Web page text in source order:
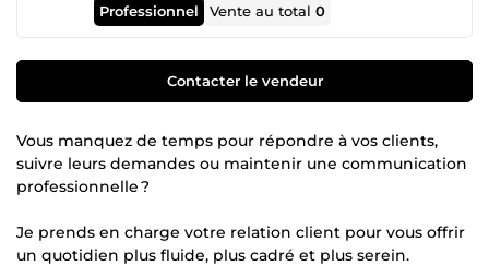
Professionnel Vente au total0
Contacter le vendeur
Vous manquez de temps pour répondre à vos clients,
suivre leurs demandes ou maintenir une communication
professionnelle ?
Je prends en charge votre relation client pour vous offrir
un quotidien plus fluide, plus cadré et plus serein.